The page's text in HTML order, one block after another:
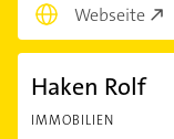
Webseite
Haken Rolf
IMMOBILIEN